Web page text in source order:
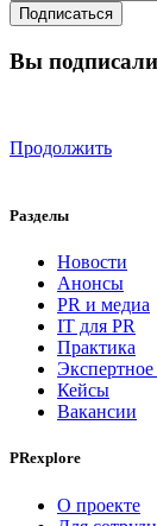
Вы
Продолжить
Разделы
Новости
Анонсы
PR и медиа
IT для PR
Практика
Кейсы
Вакансии
PRexplore
О проекте